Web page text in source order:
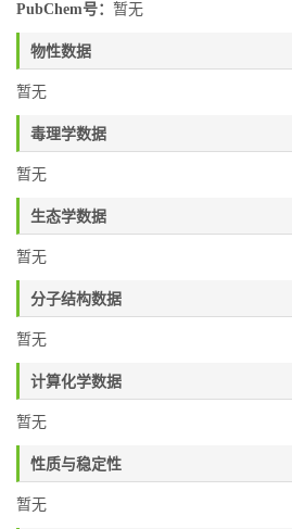
PubChem号： 暂无
物性数据
暂无
毒理学数据
暂无
生态学数据
暂无
分子结构数据
暂无
计算化学数据
暂无
性质与稳定性
暂无